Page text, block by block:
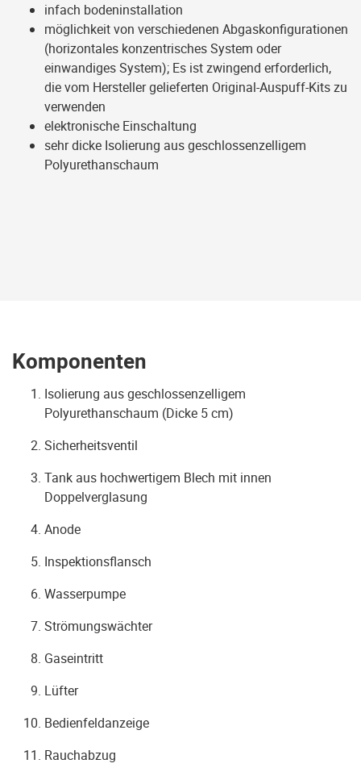
infach bodeninstallation
möglichkeit von verschiedenen Abgaskonfigurationen
(horizontales konzentrisches System oder
einwandiges System); Es ist zwingend erforderlich,
die vom Hersteller gelieferten Original-Auspuff-Kits zu
verwenden
elektronische Einschaltung
sehr dicke Isolierung aus geschlossenzelligem
Polyurethanschaum
Komponenten
Isolierung aus geschlossenzelligem
Polyurethanschaum (Dicke 5 cm)
Sicherheitsventil
Tank aus hochwertigem Blech mit innen
Doppelverglasung
Anode
Inspektionsflansch
Wasserpumpe
Strömungswächter
Gaseintritt
Lüfter
Bedienfeldanzeige
Rauchabzug